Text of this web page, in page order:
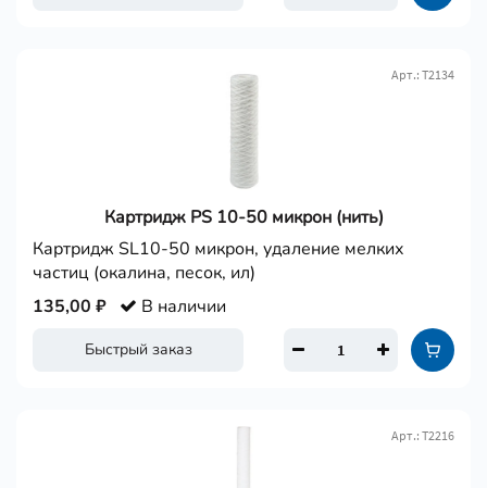
Картридж PS 10-50 микрон (нить)
Арт.: Т2134
Картридж SL10-50 микрон, удаление мелких
частиц (окалина, песок, ил)
Быстрый заказ
135,00 ₽ В наличии
Арт.: Т2216